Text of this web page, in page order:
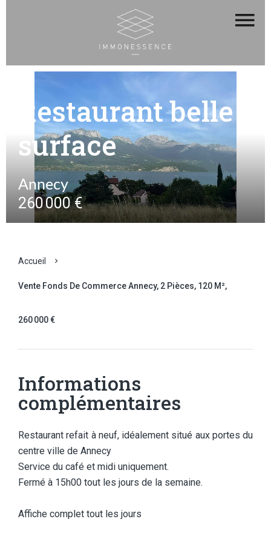
Restaurant belle
surface
Annecy
260 000 €
Accueil
Vente Fonds De Commerce Annecy, 2 Pièces, 120 M²,
260 000 €
Informations
complémentaires
Restaurant refait à neuf, idéalement situé aux portes du
centre ville de Annecy
Service du café et midi uniquement.
Fermé à 15h00 tout les jours de la semaine.
Affiche complet tout les jours